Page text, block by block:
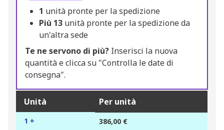
1 unità pronte per la spedizione
Più 13 unità pronte per la spedizione da
un'altra sede
Te ne servono di più? Inserisci la nuova
quantità e clicca su "Controlla le date di
consegna".
Unità Per unità
1 + 386,00 €